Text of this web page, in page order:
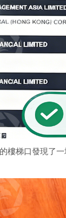
樓梯口發現了